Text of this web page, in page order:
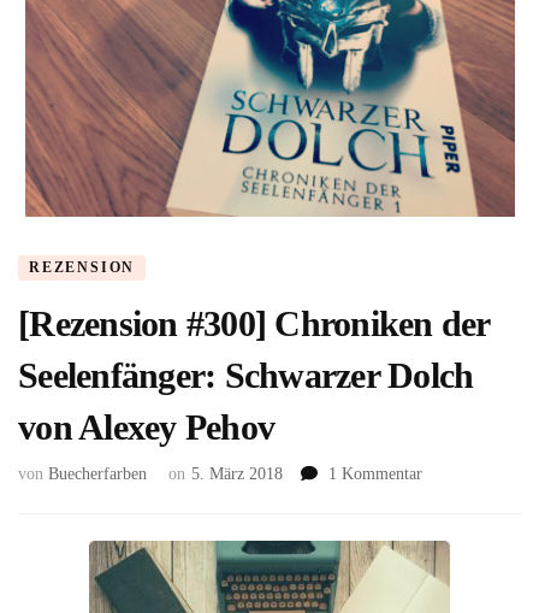
REZENSION
[Rezension #300] Chroniken der
Seelenfänger: Schwarzer Dolch
von Alexey Pehov
von Buecherfarben on 5. März 2018 1 Kommentarzu
Chroniken
der